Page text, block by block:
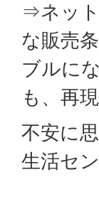
⇒ネッ
な販売
ブルに
も、再
不安に
生活セ